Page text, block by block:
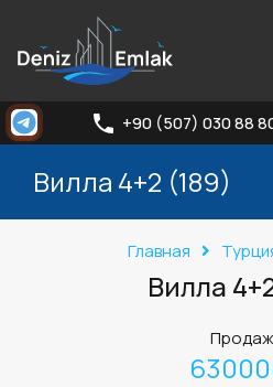
+90 (507) 030 88
Вилла 4+2 (189)
Главная
Вилла